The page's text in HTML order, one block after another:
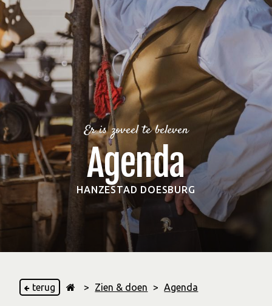
Er is zoveel te beleven
Agenda
HANZESTAD DOESBURG
terug > Zien & doen > Agenda